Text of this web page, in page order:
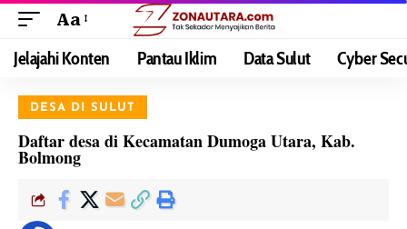
Aa
Jelajahi Konten Pantau Iklim Data Sulut Cyber
DESA DI SULUT
Daftar desa di Kecamatan Dumoga Utara, Kab.
Bolmong